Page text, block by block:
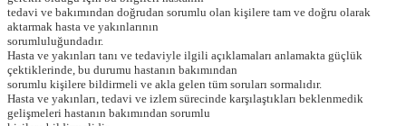
tedavi ve bakımından doğrudan sorumlu olan kişilere tam ve doğru olarak
aktarmak hasta ve yakınlarının
sorumluluğundadır.
Hasta ve yakınları tanı ve tedaviyle ilgili açıklamaları anlamakta güçlük
çektiklerinde, bu durumu hastanın bakımından
sorumlu kişilere bildirmeli ve akla gelen tüm soruları sormalıdır.
Hasta ve yakınları, tedavi ve izlem sürecinde karşılaştıkları beklenmedik
gelişmeleri hastanın bakımından sorumlu